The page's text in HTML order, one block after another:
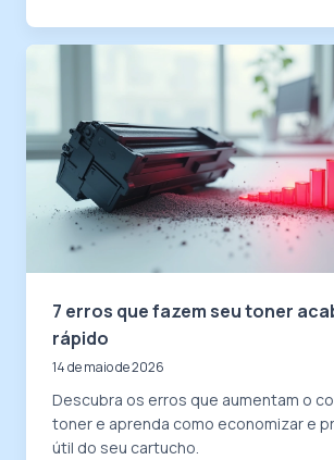
7 erros que fazem seu toner
rápido
14 de maio de 2026
Descubra os erros que aumentam o
toner e aprenda como economizar e
útil do seu cartucho.